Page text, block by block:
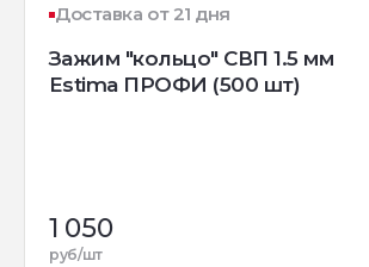
Доставка от 21 дня
Зажим "кольцо" СВП 1.5 мм
Estima ПРОФИ (500 шт)
1 050
руб/шт